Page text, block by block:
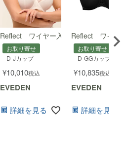
Reflect ワイヤー入り脇寄せブラ
お取り寄せ
D-Jカップ
¥10,010税込
EVEDEN
詳細を見る
Reflect ワイヤ
お取り寄せ
D-GGカップ
¥10,835税込
EVEDEN
詳細を見る